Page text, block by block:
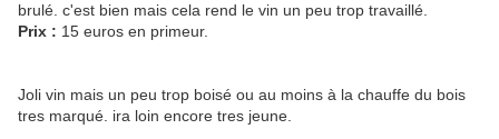
brulé. c'est bien mais cela rend le vin un peu trop travaillé.
Prix : 15 euros en primeur.
Joli vin mais un peu trop boisé ou au moins à la chauffe du bois
tres marqué. ira loin encore tres jeune.